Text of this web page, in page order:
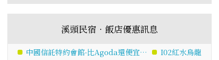
溪頭民宿‧飯店優惠訊息
中國信託特約會館-比Agoda還便宜… I02紅水烏龍